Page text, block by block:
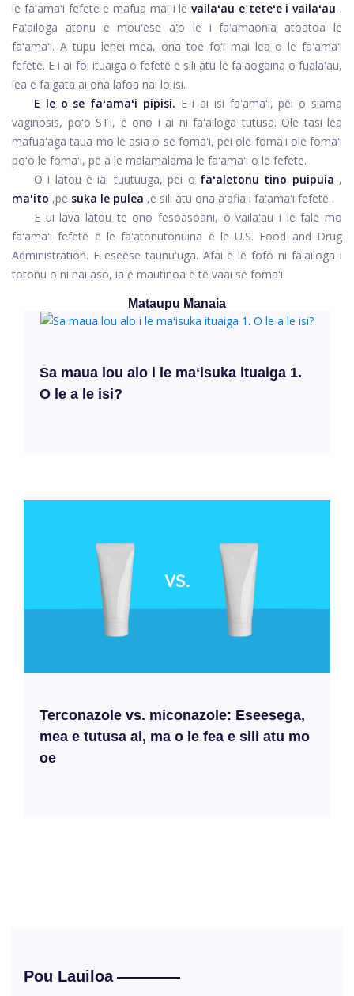
le faʻamaʻi fefete e mafua mai i le vailaʻau e teteʻe i vailaʻau .
Faʻailoga atonu e mouʻese aʻo le i faʻamaonia atoatoa le
faʻamaʻi. A tupu lenei mea, ona toe foʻi mai lea o le faʻamaʻi
fefete. E i ai foi ituaiga o fefete e sili atu le faʻaogaina o fualaʻau,
lea e faigata ai ona lafoa nai lo isi.
E le o se faʻamaʻi pipisi. E i ai isi faʻamaʻi, pei o siama
vaginosis, poʻo STI, e ono i ai ni faʻailoga tutusa. Ole tasi lea
mafuaʻaga taua mo le asia o se fomaʻi, pei ole fomaʻi ole fomaʻi
poʻo le fomaʻi, pe a le malamalama le faʻamaʻi o le fefete.
O i latou e iai tuutuuga, pei o faʻaletonu tino puipuia ,
maʻito ,pe suka le pulea ,e sili atu ona aʻafia i faʻamaʻi fefete.
E ui lava latou te ono fesoasoani, o vailaʻau i le fale mo
faʻamaʻi fefete e le faʻatonutonuina e le U.S. Food and Drug
Administration. E eseese taunuʻuga. Afai e le fofo ni faʻailoga i
totonu o ni nai aso, ia e mautinoa e te vaai se fomaʻi.
Mataupu Manaia
Sa maua lou alo i le maʻisuka ituaiga 1.
O le a le isi?
Terconazole vs. miconazole: Eseesega,
mea e tutusa ai, ma o le fea e sili atu mo
oe
Pou Lauiloa